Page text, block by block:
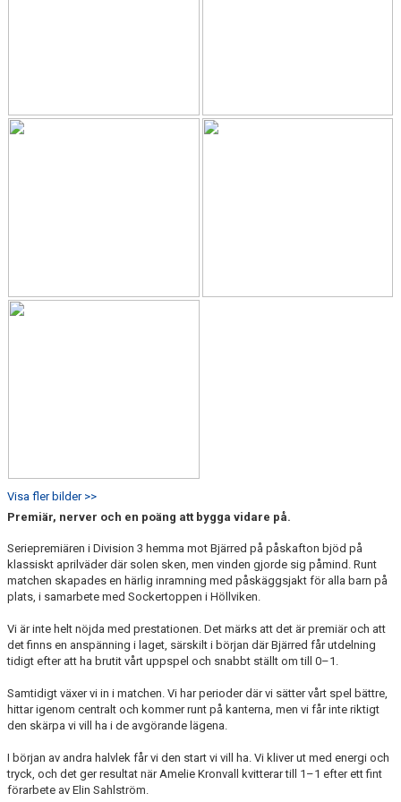
Visa fler bilder >>
Premiär, nerver och en poäng att bygga vidare på.
Seriepremiären i Division 3 hemma mot Bjärred på påskafton bjöd på
klassiskt aprilväder där solen sken, men vinden gjorde sig påmind. Runt
matchen skapades en härlig inramning med påskäggsjakt för alla barn på
plats, i samarbete med Sockertoppen i Höllviken.
Vi är inte helt nöjda med prestationen. Det märks att det är premiär och att
det finns en anspänning i laget, särskilt i början där Bjärred får utdelning
tidigt efter att ha brutit vårt uppspel och snabbt ställt om till 0–1.
Samtidigt växer vi in i matchen. Vi har perioder där vi sätter vårt spel bättre,
hittar igenom centralt och kommer runt på kanterna, men vi får inte riktigt
den skärpa vi vill ha i de avgörande lägena.
I början av andra halvlek får vi den start vi vill ha. Vi kliver ut med energi och
tryck, och det ger resultat när Amelie Kronvall kvitterar till 1–1 efter ett fint
förarbete av Elin Sahlström.